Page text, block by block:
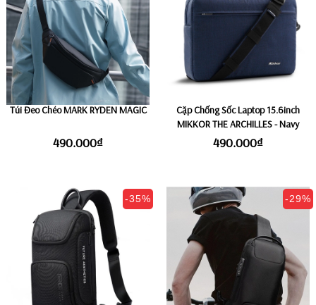
Túi Đeo Chéo MARK RYDEN MAGIC
490.000₫
Cặp Chống Sốc Laptop 15.6inch
MIKKOR THE ARCHILLES - Navy
490.000₫
-35% -29%